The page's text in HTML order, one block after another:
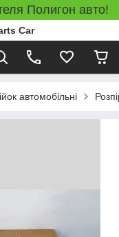
Полигон авто!
Car
автомобільні